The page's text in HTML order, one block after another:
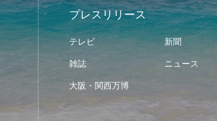
プレスリリース
テレビ 新聞
雑誌 ニュース
大阪・関西万博